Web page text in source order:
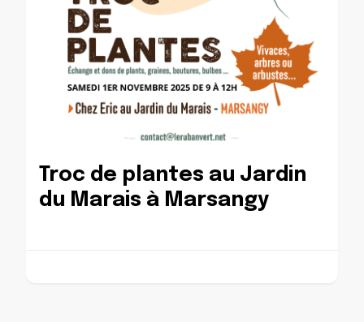
Troc de plantes au Jardin
du Marais à Marsangy